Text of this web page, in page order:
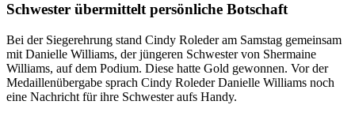
Schwester übermittelt persönliche Botschaft
Bei der Siegerehrung stand Cindy Roleder am Samstag gemeinsam
mit Danielle Williams, der jüngeren Schwester von Shermaine
Williams, auf dem Podium. Diese hatte Gold gewonnen. Vor der
Medaillenübergabe sprach Cindy Roleder Danielle Williams noch
eine Nachricht für ihre Schwester aufs Handy.